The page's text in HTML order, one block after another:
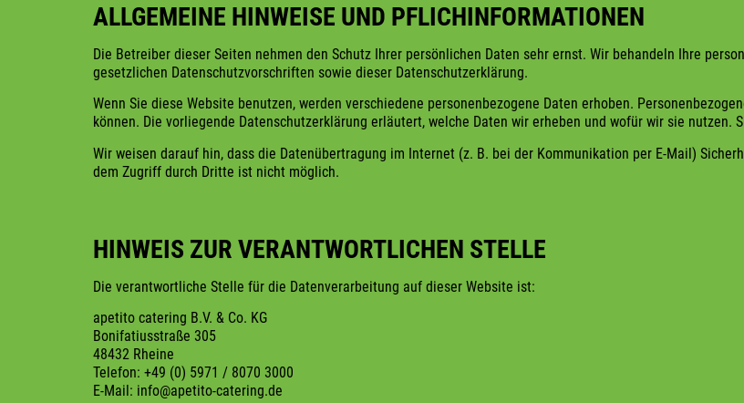
ALLGEMEINE HINWEISE UND PFLICHINFORMATIONEN
Die Betreiber dieser Seiten nehmen den Schutz Ihrer persönlichen Daten sehr ernst. Wir behandeln Ihre
gesetzlichen Datenschutzvorschriften sowie dieser Datenschutzerklärung.
Wenn Sie diese Website benutzen, werden verschiedene personenbezogene Daten erhoben.
können. Die vorliegende Datenschutzerklärung erläutert, welche Daten wir erheben und wofür wir sie nutzen.
Wir weisen darauf hin, dass die Datenübertragung im Internet (z. B. bei der Kommunikation per E-Mail)
dem Zugriff durch Dritte ist nicht möglich.
HINWEIS ZUR VERANTWORTLICHEN STELLE
Die verantwortliche Stelle für die Datenverarbeitung auf dieser Website ist:
apetito catering B.V. & Co. KG
Bonifatiusstraße 305
48432 Rheine
Telefon: +49 (0) 5971 / 8070 3000
E-Mail: info@apetito-catering.de